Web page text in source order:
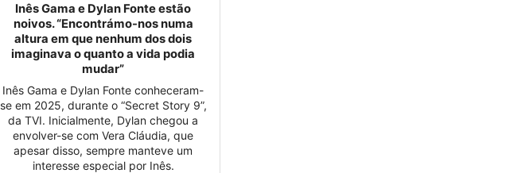
Inês Gama e Dylan Fonte estão
noivos. “Encontrámo-nos numa
altura em que nenhum dos dois
imaginava o quanto a vida podia
mudar”
Inês Gama e Dylan Fonte conheceram-
se em 2025, durante o “Secret Story 9”,
da TVI. Inicialmente, Dylan chegou a
envolver-se com Vera Cláudia, que
apesar disso, sempre manteve um
interesse especial por Inês.